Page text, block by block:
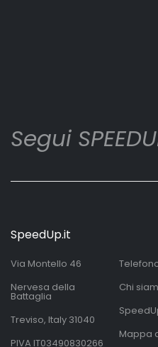
Segui
SpeedUp.it
Via Montello 46
Nervesa della
Battaglia
Treviso, Italy 31040
PIVA IT03490830266
Chi
Mappa